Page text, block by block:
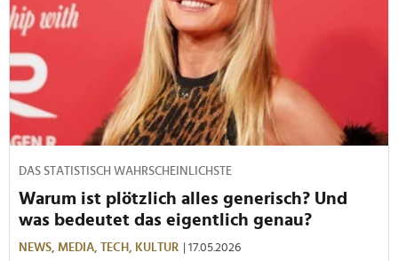
DAS STATISTISCH WAHRSCHEINLICHSTE
Warum ist plötzlich alles generisch? Und
was bedeutet das eigentlich genau?
NEWS, MEDIA, TECH, KULTUR | 17.05.2026